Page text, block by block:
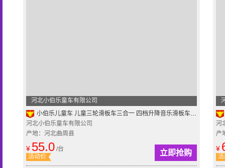
河北小伯乐童车有限公司
小伯乐儿童车 儿童三轮滑板车三合一 四档升降音乐滑板车童车批发
河北小伯乐童车有限公司
产地：河北曲周县
¥ 55.0 /台
活动价
立即抢购
河
产
¥